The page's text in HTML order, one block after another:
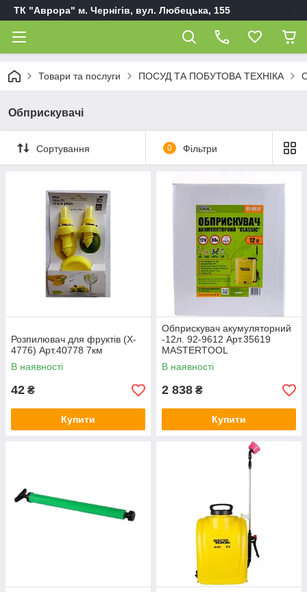
ТК "Аврора" м. Чернігів, вул. Любецька, 155
Товари та послуги ПОСУД ТА ПОБУТОВА ТЕХНІКА
Обприскувачі
Сортування 0 Фільтри
Розпилювач для фруктів (X-
4776) Арт.40778 7км
В наявності
42 ₴
Купити
Обприскувач акумуляторний
-12л. 92-9612 Арт.35619
MASTERTOOL
В наявності
2 838 ₴
Купити